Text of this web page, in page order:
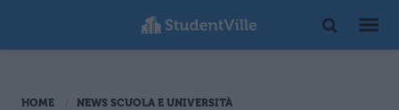
HOME NEWS SCUOLA E UNIVERSITÀ